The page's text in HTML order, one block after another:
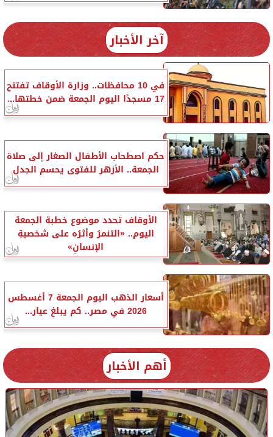
آخر الأخبار
في 10 محافظات.. وزارة الأوقاف تفتتح
17 مسجدًا اليوم الجمعة ضمن خطتها...
حكم اصطحاب الأطفال الصغار إلى صلاة
الجمعة.. الأزهر للفتوى يحسم الجدل
الأوقاف تحدد موضوع خطبة الجمعة
اليوم.. «التنمرُ وأثرُه على شخصيةِ
الإنسانِ»
أسعار الذهب اليوم الجمعة 7 أغسطس
2026 في مصر.. كم يبلغ عيار...
أهم الأخبار